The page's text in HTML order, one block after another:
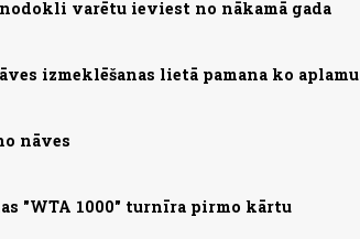
varētu ieviest no nākamā gada
izmeklēšanas lietā pamana ko aplamu
nāves
"WTA 1000" turnīra pirmo kārtu